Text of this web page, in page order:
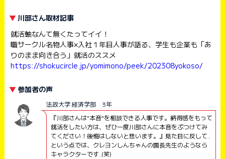
川部さん取材記事
就活軸なんて無くたってイイ！
職サークル名物人事×入社１年目人事が語る、学生も企業も「あ
りのまま向き合う」就活のススメ
https://shokucircle.jp/yomimono/peek/202308yokoso/
参加者の声
法政大学 経済学部 3年
『川部さんは"本音"を相談できる人事です。 納得感をもって
就活をしたい方は、 ぜひ一度川部さんに本音をぶつけてみ
てください！ 後悔はしないと思います。』見た目に反して..
という点では、 クレヨンしんちゃんの園長先生のようなら
キャラクターです..(笑)